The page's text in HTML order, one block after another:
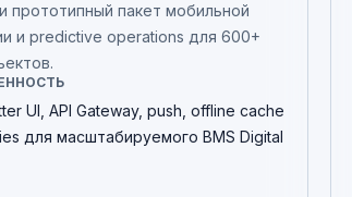
прототипный пакет мобильной
и predictive operations для 600+
UI, API Gateway, push, offline cache
для масштабируемого BMS Digital